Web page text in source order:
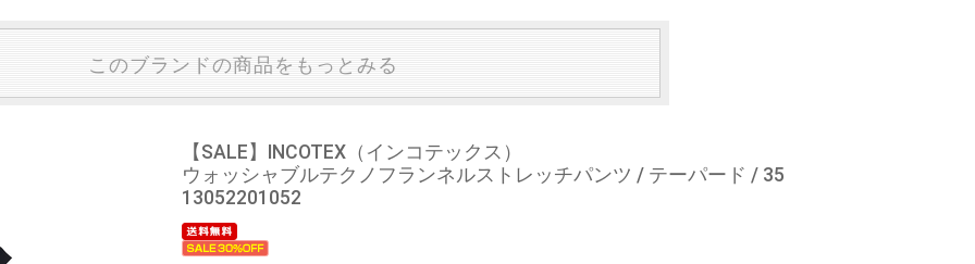
このブランドの商品をもっとみる
【SALE】
INCOTEX（インコテックス）
ウォッシャブルテクノフランネルストレッチパンツ / テーパード / 35
13052201052